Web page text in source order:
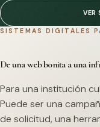
VER
SISTEMAS DIGITALES
De una web bonita a una
Para una institución
Puede ser una
de solicitud, una